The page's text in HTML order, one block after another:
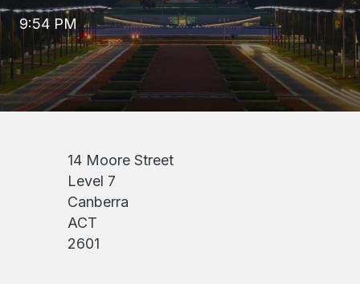
9:54 PM
14 Moore Street
Level 7
Canberra
ACT
2601